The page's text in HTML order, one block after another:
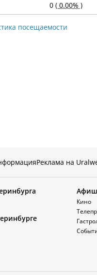
0 ( 0.00% )
посещаемости
Реклама на
Кино